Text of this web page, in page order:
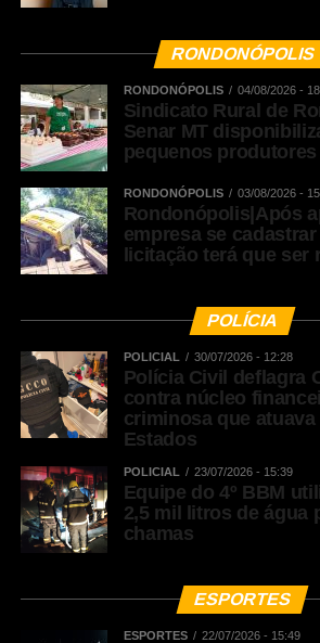
RONDONÓPOLIS
RONDONÓPOLIS 04/08/2026 -
Sindicato Rural de
Senar MT
pequenos produtores
RONDONÓPOLIS 03/08/2026 -
Rondonópolis|Após
empresa se
licitação terá que ser
POLÍCIA
POLICIAL 30/07/2026 - 12:28
Polícia Civil deflagra
contra núcleo
criminosa que
Estados
POLICIAL 23/07/2026 - 15:39
Equipe do 4º BBM
2,5 mil litros de água
chamas
ESPORTES
ESPORTES 22/07/2026 - 15:49